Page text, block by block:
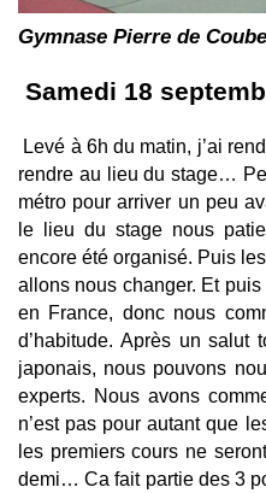
Gymnase Pierre de
Samedi 18
Levé à 6h du matin, j’ai
rendre au lieu du stage…
métro pour arriver un peu
le lieu du stage nous
encore été organisé. Puis
allons nous changer. Et puis
en France, donc nous
d’habitude. Après un salut
japonais, nous pouvons
experts. Nous avons
n’est pas pour autant que
les premiers cours ne
demi… Ca fait partie des 3